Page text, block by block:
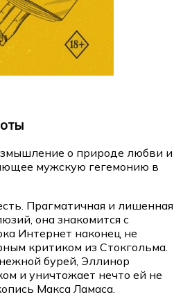
о природе любви и
мужскую гегемонию в
Прагматичная и лишенная
она знакомится с
Интернет наконец не
критиком из Стокгольма.
бурей, Эллинор
и уничтожает нечто ей не
Макса Ламаса.